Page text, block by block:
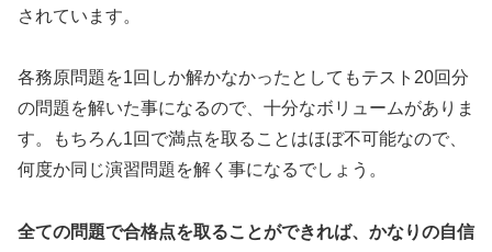
されています。
各務原問題を1回しか解かなかったとしてもテスト20回分
の問題を解いた事になるので、十分なボリュームがありま
す。もちろん1回で満点を取ることはほぼ不可能なので、
何度か同じ演習問題を解く事になるでしょう。
全ての問題で合格点を取ることができれば、かなりの自信